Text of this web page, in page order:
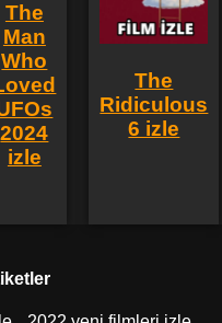
The
Man
Who
2024
izle
The
Ridiculous
6 izle